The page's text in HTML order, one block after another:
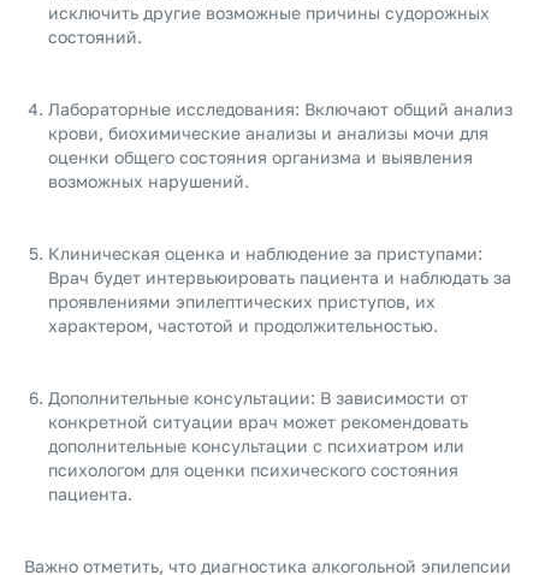
исключить другие возможные причины судорожных
состояний.
Лабораторные исследования: Включают общий анализ
крови, биохимические анализы и анализы мочи для
оценки общего состояния организма и выявления
возможных нарушений.
Клиническая оценка и наблюдение за приступами:
Врач будет интервьюировать пациента и наблюдать за
проявлениями эпилептических приступов, их
характером, частотой и продолжительностью.
Дополнительные консультации: В зависимости от
конкретной ситуации врач может рекомендовать
дополнительные консультации с психиатром или
психологом для оценки психического состояния
пациента.
Важно отметить, что диагностика алкогольной эпилепсии